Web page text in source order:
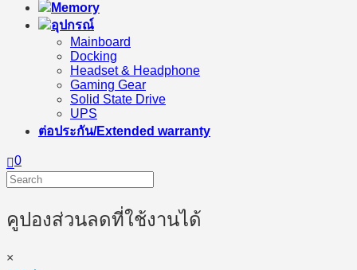
Memory
อุปกรณ์
Mainboard
Docking
Headset & Headphone
Gaming Gear
Solid State Drive
UPS
ต่อประกัน/Extended warranty
0
คูปองส่วนลดที่ใช้งานได้
×